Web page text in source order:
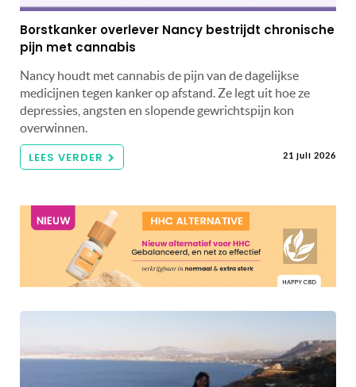
Borstkanker overlever Nancy bestrijdt chronische
pijn met cannabis
Nancy houdt met cannabis de pijn van de dagelijkse
medicijnen tegen kanker op afstand. Ze legt uit hoe ze
depressies, angsten en slopende gewrichtspijn kon
overwinnen.
LEES VERDER 21 juli 2026